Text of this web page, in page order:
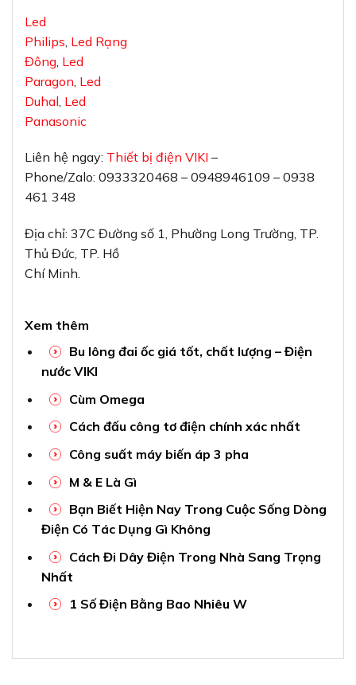
Led
Philips Led Rạng
Đông Led
Paragon Led
Duhal Led
Panasonic
Liên hệ ngay: Thiết bị điện VIKI –
Phone/Zalo: 0933320468 – 0948946109 – 0938
461 348
Địa chỉ: 37C Đường số 1, Phường Long Trường, TP.
Thủ Đức, TP. Hồ
Chí Minh.
Xem thêm
Bu lông đai ốc giá tốt, chất lượng – Điện
nước VIKI
Cùm Omega
Cách đấu công tơ điện chính xác nhất
Công suất máy biến áp 3 pha
M & E Là Gì
Bạn Biết Hiện Nay Trong Cuộc Sống Dòng
Điện Có Tác Dụng Gì Không
Cách Đi Dây Điện Trong Nhà Sang Trọng
Nhất
1 Số Điện Bằng Bao Nhiêu W